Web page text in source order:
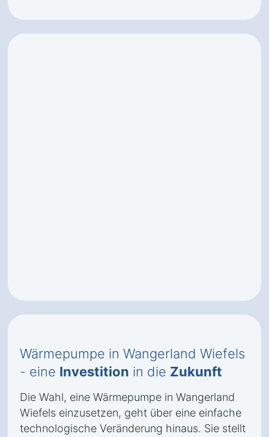
Wärmepumpe in Wangerland Wiefels
- eine Investition in die Zukunft
Die Wahl, eine Wärmepumpe in Wangerland
Wiefels einzusetzen, geht über eine einfache
technologische Veränderung hinaus. Sie stellt